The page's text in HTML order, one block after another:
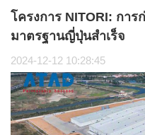
โครงการ NITORI: การ
มาตรฐานญี่ปุ่นสำเร็จ
2024-12-12 10:28:45